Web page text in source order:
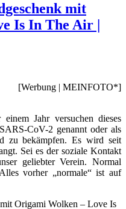
mit
Is In The Air |
[Werbung | MEINFOTO*]
Jahr versuchen dieses
CoV-2 genannt oder als
zu bekämpfen. Es wird seit
Sei es der soziale Kontakt
geliebter Verein. Normal
vorher „normale“ ist auf